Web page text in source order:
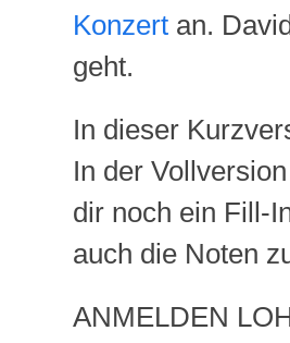
Konzert an.
geht.
In dieser
In der
dir noch ein Fill-
auch die Noten
ANMELDEN